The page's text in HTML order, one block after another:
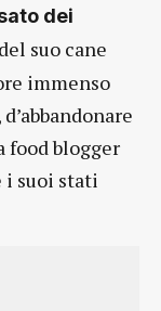
dei
suo cane
immenso
food blogger
i suoi stati